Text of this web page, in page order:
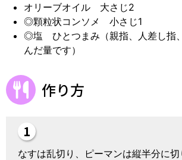
オリーブオイル 大さじ2
◎顆粒状コンソメ 小さじ1
◎塩 ひとつまみ（親指、人差し指
んだ量です）
作り方
なすは乱切り、ピーマンは縦半分に切